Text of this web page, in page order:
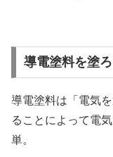
導電塗料を塗ろ
導電塗料は「電気
ることによって電
単。